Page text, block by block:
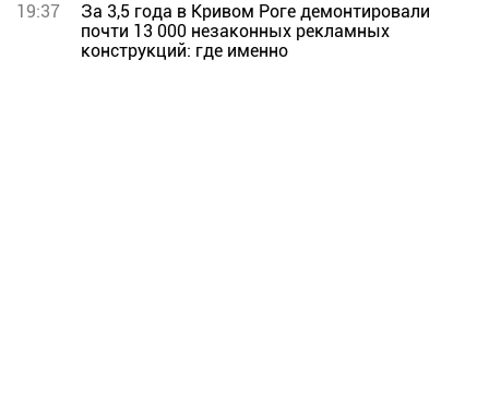
19:37
За 3,5 года в Кривом Роге демонтировали
почти 13 000 незаконных рекламных
конструкций: где именно